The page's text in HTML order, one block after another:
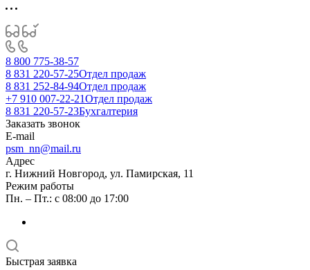
8 800 775-38-57
8 831 220-57-25Отдел продаж
8 831 252-84-94Отдел продаж
+7 910 007-22-21Отдел продаж
8 831 220-57-23Бухгалтерия
Заказать звонок
E-mail
psm_nn@mail.ru
Адрес
г. Нижний Новгород, ул. Памирская, 11
Режим работы
Пн. – Пт.: с 08:00 до 17:00
Быстрая заявка